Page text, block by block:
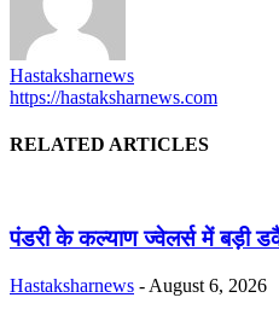
Hastaksharnews
https://hastaksharnews.com
RELATED ARTICLES
पंडरी के कल्याण ज्वेलर्स में बड़ी
Hastaksharnews - August 6, 2026